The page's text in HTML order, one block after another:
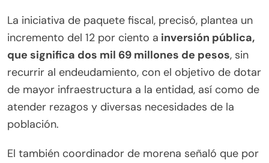
La iniciativa de paquete fiscal, precisó, plantea un
incremento del 12 por ciento a inversión pública,
que significa dos mil 69 millones de pesos, sin
recurrir al endeudamiento, con el objetivo de dotar
de mayor infraestructura a la entidad, así como de
atender rezagos y diversas necesidades de la
población.
El también coordinador de morena señaló que por